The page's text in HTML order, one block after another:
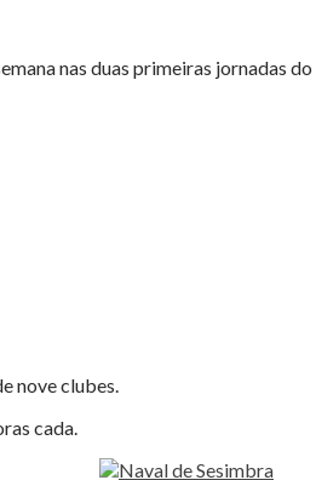
nas duas primeiras jornadas
nove clubes.
cada.